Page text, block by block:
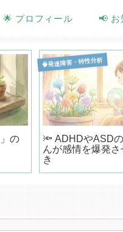
🌟 プロフィール 📢 お
の
🧠発達障害・特性分析
🔦 ADHDやASD
んが感情を爆発さ
き